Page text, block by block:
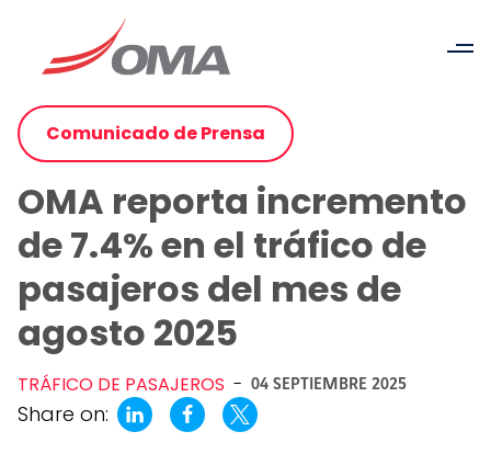
Comunicado de Prensa
OMA reporta incremento
de 7.4% en el tráfico de
pasajeros del mes de
agosto 2025
TRÁFICO DE PASAJEROS - 04 SEPTIEMBRE 2025
Share on: